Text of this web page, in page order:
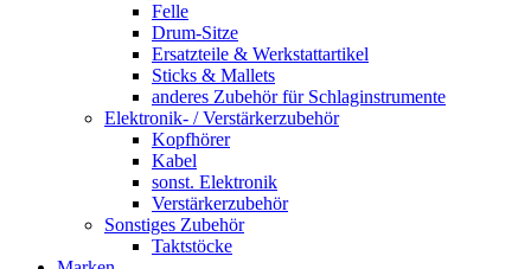
Felle
Drum-Sitze
Ersatzteile & Werkstattartikel
Sticks & Mallets
anderes Zubehör für Schlaginstrumente
Elektronik- / Verstärkerzubehör
Kopfhörer
Kabel
sonst. Elektronik
Verstärkerzubehör
Sonstiges Zubehör
Taktstöcke